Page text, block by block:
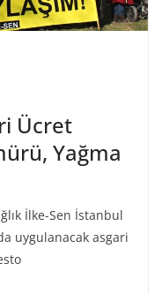
Ücret
Yağma
İlke-Sen İstanbul
uygulanacak asgari